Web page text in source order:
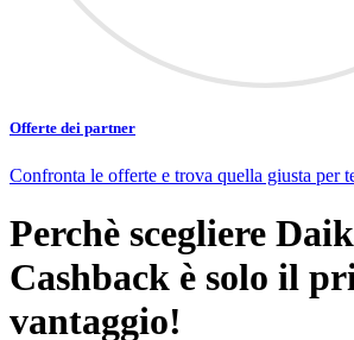
Offerte dei partner
Confronta le offerte e trova quella giusta per
Perchè scegliere
Cashback è solo il
vantaggio!